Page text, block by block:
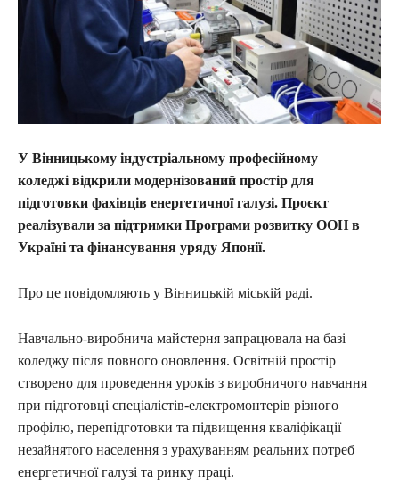
У Вінницькому індустріальному професійному
коледжі відкрили модернізований простір для
підготовки фахівців енергетичної галузі. Проєкт
реалізували за підтримки Програми розвитку ООН в
Україні та фінансування уряду Японії.
Про це повідомляють у Вінницькій міській раді.
Навчально-виробнича майстерня запрацювала на базі
коледжу після повного оновлення. Освітній простір
створено для проведення уроків з виробничого навчання
при підготовці спеціалістів-електромонтерів різного
профілю, перепідготовки та підвищення кваліфікації
незайнятого населення з урахуванням реальних потреб
енергетичної галузі та ринку праці.